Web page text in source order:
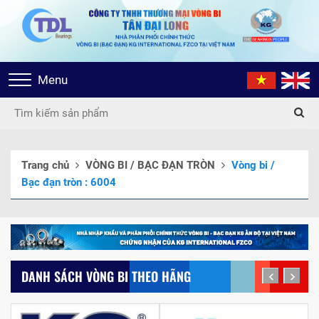
Toggle
navigation
Menu
Trang chủ VÒNG BI / BẠC ĐẠN TRÒN
Vòng bi /
Bạc đạn tròn : 6004
DANH SÁCH VÒNG BI THEO HÃNG prev next